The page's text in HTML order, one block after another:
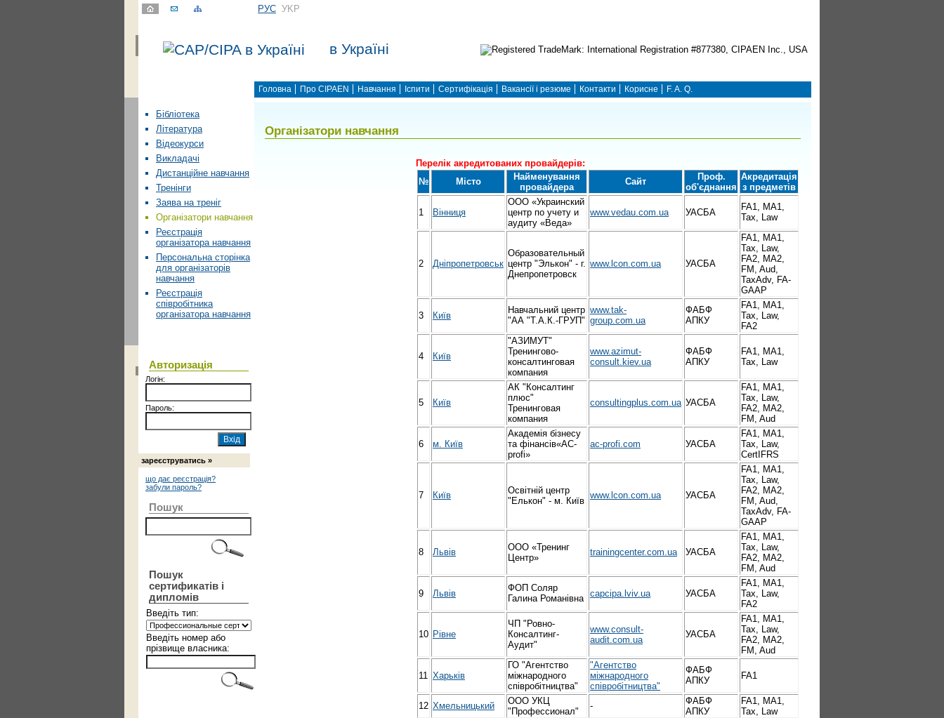
РУС УKР
в Україні
Головна Про CIPAEN Навчання Іспити Сертифікація Вакансії і резюме Контакти Корисне F. A. Q.
Бібліотека
Література
Відеокурси
Викладачі
Дистанційне навчання
Тренінги
Заява на треніг
Організатори навчання
Реєстрація
організатора навчання
Персональна сторінка
для організаторів
навчання
Реєстрація
співробітника
організатора навчання
Авторизація
Логін:
Пароль:
зареєструватись »
що дає реєстрація?
забули пароль?
Пошук
Пошук
сертификатів і
дипломів
Введіть тип:
Введіть номер або
прізвище власника:
Організатори навчання
Перелік акредитованих провайдерів:
№
Місто
Найменування
провайдера
Сайт
Проф.
об'єднання
Акредитація
з предметів
1 Вінниця
ООО «Украинский
центр по учету и
аудиту «Веда»
www.vedau.com.ua УАСБА
FA1, MA1,
Tax, Law
2 Дніпропетровськ
Образовательный
центр "Элькон" - г.
Днепропетровск
www.lcon.com.ua УАСБА
FA1, MA1,
Tax, Law,
FA2, MA2,
FM, Aud,
TaxAdv, FA-
GAAP
3 Київ
Навчальний центр
"АА "Т.А.К.-ГРУП"
www.tak-
group.com.ua
ФАБФ
АПКУ
FA1, MA1,
Tax, Law,
FA2
4 Київ
"АЗИМУТ"
Тренингово-
консалтинговая
компания
www.azimut-
consult.kiev.ua
ФАБФ
АПКУ
FA1, MA1,
Tax, Law
5 Київ
АК "Консалтинг
плюс"
Тренинговая
компания
consultingplus.com.ua УАСБА
FA1, MA1,
Tax, Law,
FA2, MA2,
FM, Aud
6 м. Київ
Академія бізнесу
та фінансів«AC-
profi»
ac-profi.com УАСБА
FA1, MA1,
Tax, Law,
CertIFRS
7 Київ
Освітній центр
"Елькон" - м. Київ
www.lcon.com.ua УАСБА
FA1, MA1,
Tax, Law,
FA2, MA2,
FM, Aud,
TaxAdv, FA-
GAAP
8 Львів
ООО «Тренинг
Центр»
trainingcenter.com.ua УАСБА
FA1, MA1,
Tax, Law,
FA2, MA2,
FM, Aud
9 Львів
ФОП Соляр
Галина Романівна capcipa.lviv.ua УАСБА
FA1, MA1,
Tax, Law,
FA2
10 Рівне
ЧП "Ровно-
Консалтинг-
Аудит"
www.consult-
audit.com.ua
УАСБА
FA1, MA1,
Tax, Law,
FA2, MA2,
FM, Aud
11 Харьків
ГО "Агентство
міжнародного
співробітництва"
"Агентство
міжнародного
співробітництва"
ФАБФ
АПКУ
FA1
12 Хмельницький
ООО УКЦ
"Профессионал"
-
ФАБФ
АПКУ
FA1, MA1,
Tax, Law